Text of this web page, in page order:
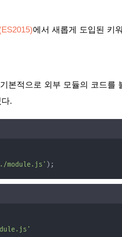
에서 새롭게 도입된 키
본적으로 외부 모듈의 코드를
.
module.js' );